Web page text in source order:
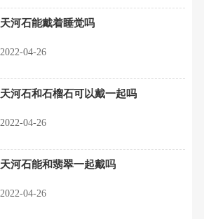
天河石能戴着睡觉吗
2022-04-26
天河石和石榴石可以戴一起吗
2022-04-26
天河石能和翡翠一起戴吗
2022-04-26